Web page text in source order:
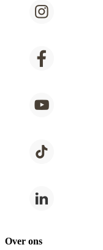
Over ons